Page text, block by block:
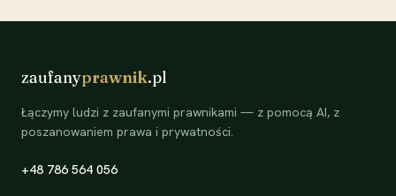
zaufanyprawnik.pl
Łączymy ludzi z zaufanymi prawnikami — z pomocą AI, z
poszanowaniem prawa i prywatności.
+48 786 564 056